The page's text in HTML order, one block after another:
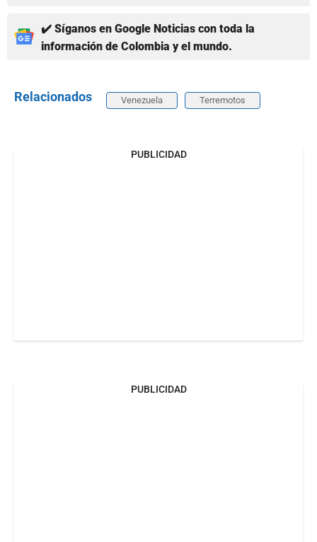
✔️ Síganos en Google Noticias con toda la
información de Colombia y el mundo.
Relacionados Venezuela Terremotos
PUBLICIDAD
PUBLICIDAD